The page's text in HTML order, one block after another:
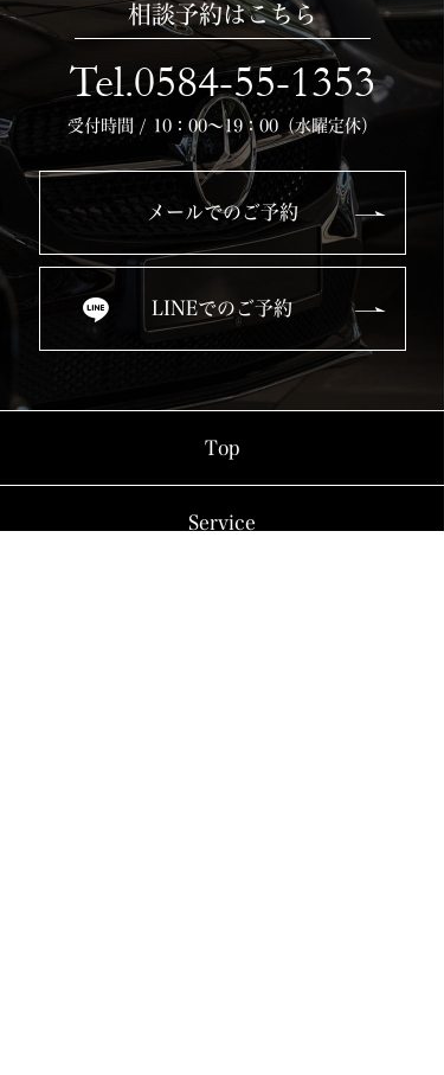
相談予約はこちら
Tel.0584-55-1353
受付時間 / 10：00～19：00（水曜定休）
メールでのご予約
LINEでのご予約
Top
Service